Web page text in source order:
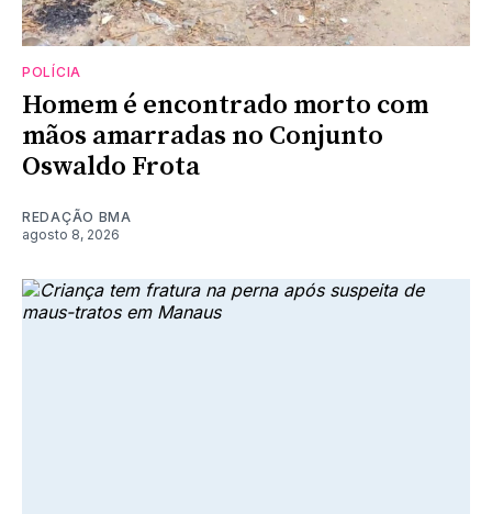
POLÍCIA
Homem é encontrado morto com
mãos amarradas no Conjunto
Oswaldo Frota
REDAÇÃO BMA
agosto 8, 2026